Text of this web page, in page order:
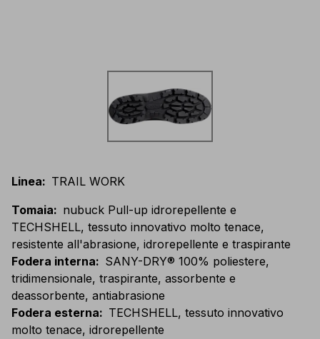
Linea: TRAIL WORK
Tomaia: nubuck Pull-up idrorepellente e
TECHSHELL, tessuto innovativo molto tenace,
resistente all'abrasione, idrorepellente e traspirante
Fodera interna: SANY-DRY® 100% poliestere,
tridimensionale, traspirante, assorbente e
deassorbente, antiabrasione
Fodera esterna: TECHSHELL, tessuto innovativo
molto tenace, idrorepellente